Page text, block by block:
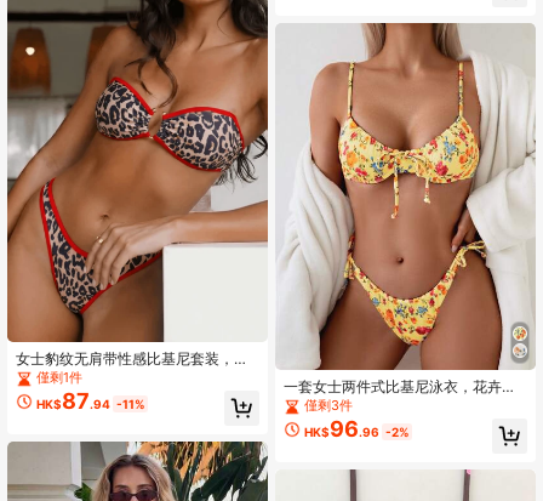
女士豹纹无肩带性感比基尼套装，休
闲度假海滩夏季
僅剩1件
HK$87.94 -11%
一套女士两件式比基尼泳衣，花卉印
花，带钢圈，时尚性感泳装，适合度
假海滩夏季穿着
僅剩3件
HK$96.96 -2%